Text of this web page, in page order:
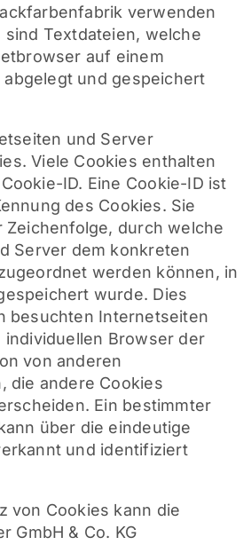
verwenden
sind Textdateien, welche
auf einem
und gespeichert
und Server
Viele Cookies enthalten
ID. Eine Cookie-ID ist
des Cookies. Sie
Zeichenfolge, durch welche
Server dem konkreten
werden können, in
wurde. Dies
besuchten Internetseiten
individuellen Browser der
von anderen
die andere Cookies
Ein bestimmter
über die eindeutige
und identifiziert
von Cookies kann die
GmbH & Co. KG